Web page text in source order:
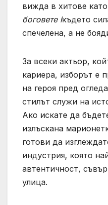
вижда в хитове като
боговете Iкъдето
спечелена, а не
За всеки актьор,
кариера, изборът е
на героя пред
стилът служи на
Ако искате да
излъскана
готови да
индустрия, която
автентичност,
улица.